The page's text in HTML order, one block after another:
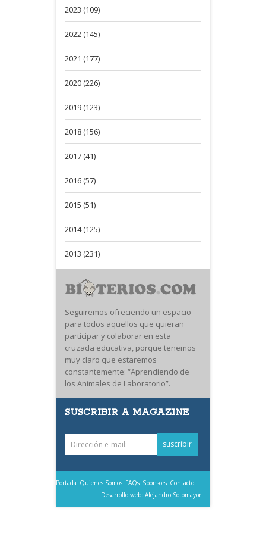
2023 (109)
2022 (145)
2021 (177)
2020 (226)
2019 (123)
2018 (156)
2017 (41)
2016 (57)
2015 (51)
2014 (125)
2013 (231)
Seguiremos ofreciendo un espacio
para todos aquellos que quieran
participar y colaborar en esta
cruzada educativa, porque tenemos
muy claro que estaremos
constantemente: “Aprendiendo de
los Animales de Laboratorio”.
SUSCRIBIR A MAGAZINE
Portada Quienes Somos FAQs Sponsors Contacto
Desarrollo web: Alejandro Sotomayor